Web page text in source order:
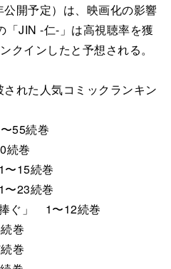
開予定）は、映画化の影響
「JIN -仁-」は高視聴率を獲
クインしたと予想される。
れた人気コミックランキン
55続巻
続巻
15続巻
23続巻
ぐ」 1〜12続巻
巻
巻